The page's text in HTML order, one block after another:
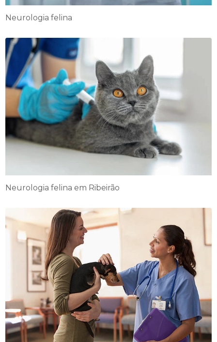
Neurologia felina
Neurologia felina em Ribeirão